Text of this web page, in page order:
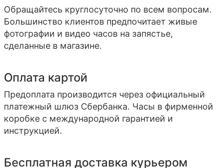
Обращайтесь круглосуточно по всем вопросам.
Большинство клиентов предпочитает живые
фотографии и видео часов на запястье,
сделанные в магазине.
Оплата картой
Предоплата производится через официальный
платежный шлюз Сбербанка. Часы в фирменной
коробке с международной гарантией и
инструкцией.
Бесплатная доставка курьером